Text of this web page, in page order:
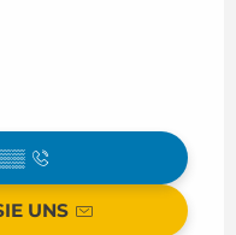
▒▒
UNS